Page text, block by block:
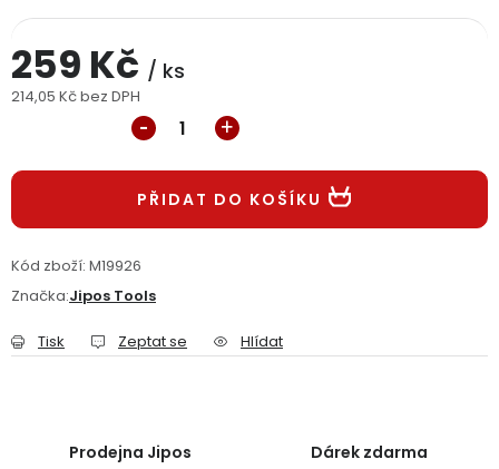
Reklamační formulář
Obchodní podmínky Reklamační řád
Podmínky ochrany osobních údajů
259 Kč / ks
214,05 Kč bez DPH
PŘIDAT DO KOŠÍKU
Kód zboží: M19926
Značka:Jipos Tools
Tisk Zeptat se Hlídat
Prodejna Jipos Dárek zdarma